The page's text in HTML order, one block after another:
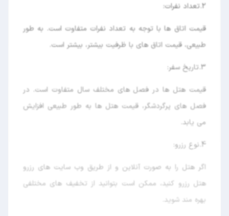
2. تعداد نفرات:
قیمت اتاق ها با توجه به تعداد نفرات متفاوت است. به طور
طبیعی، قیمت اتاق های با ظرفیت بیشتر، بیشتر است.
3. تاریخ سفر:
قیمت هتل ها در فصل های مختلف سال متفاوت است. در
فصل های پرگردشگر، قیمت هتل ها به طور طبیعی افزایش
می یابد.
4. نوع رزرو:
اگر هتل را به صورت آنلاین و از طریق وب سایت های رزرو
هتل رزرو کنید، ممکن است بتوانید از تخفیف های مختلفی
بهره مند شوید.